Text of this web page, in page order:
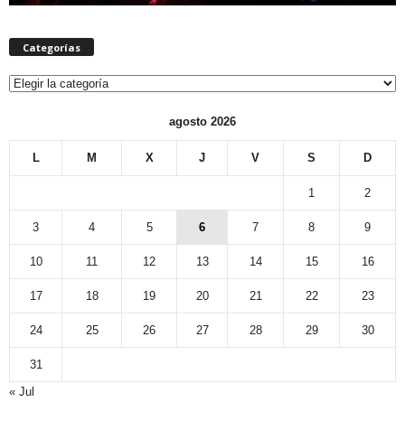
Categorías
Categorías
agosto 2026
L M X J V S D
1 2
3 4 5 6 7 8 9
10 11 12 13 14 15 16
17 18 19 20 21 22 23
24 25 26 27 28 29 30
31
« Jul